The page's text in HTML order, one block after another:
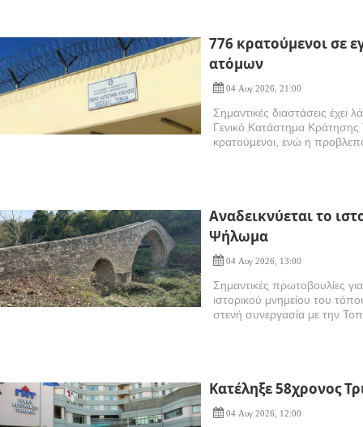
776 κρατούμενοι σε
ατόμων
04 Αυγ 2026, 21:00
Σημαντικές διαστάσεις
Γενικό Κατάστημα
κρατούμενοι, ενώ η
Αναδεικνύεται το
Ψήλωμα
04 Αυγ 2026, 13:00
Σημαντικές πρωτοβουλίες
ιστορικού μνημείου του
στενή συνεργασία με την
Kατέληξε 58χρονος
04 Αυγ 2026, 12:00